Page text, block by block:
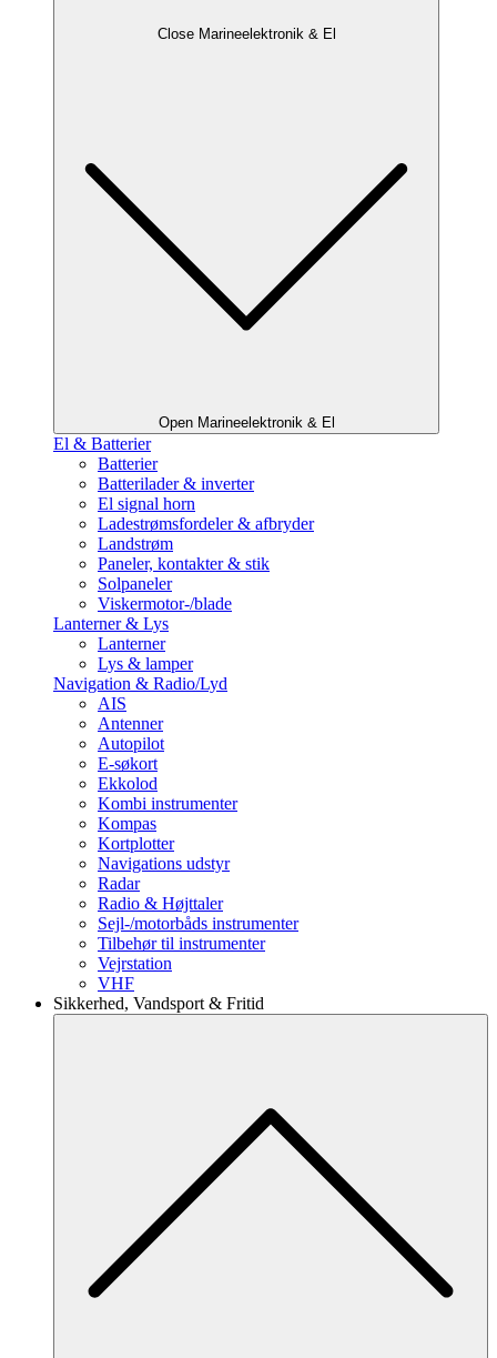
Close Marineelektronik & El
Open Marineelektronik & El
El & Batterier
Batterier
Batterilader & inverter
El signal horn
Ladestrømsfordeler & afbryder
Landstrøm
Paneler, kontakter & stik
Solpaneler
Viskermotor-/blade
Lanterner & Lys
Lanterner
Lys & lamper
Navigation & Radio/Lyd
AIS
Antenner
Autopilot
E-søkort
Ekkolod
Kombi instrumenter
Kompas
Kortplotter
Navigations udstyr
Radar
Radio & Højttaler
Sejl-/motorbåds instrumenter
Tilbehør til instrumenter
Vejrstation
VHF
Sikkerhed, Vandsport & Fritid